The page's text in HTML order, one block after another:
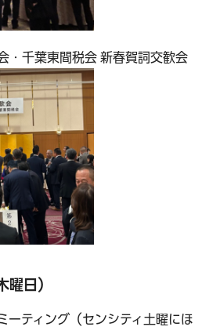
・千葉東間税会 新春賀詞交歓会
日）
ティング（センシティ土曜にほ